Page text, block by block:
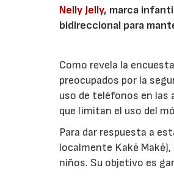
Nelly Jelly, marca
bidireccional para
Como revela la
preocupados por la
uso de teléfonos en las
que limitan el uso del
Para dar respuesta a
localmente Kakė
niños. Su objetivo es